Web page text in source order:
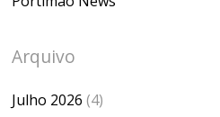
Arquivo
Julho 2026 (4)